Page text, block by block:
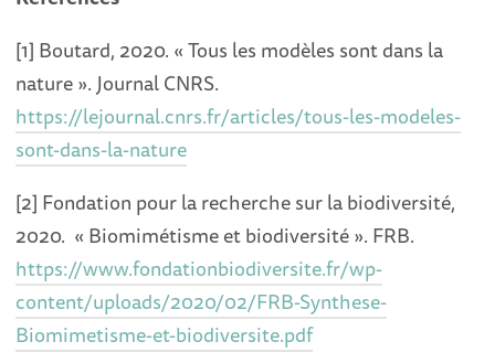
[1] Boutard, 2020. « Tous les modèles sont dans la
nature ». Journal CNRS.
https://lejournal.cnrs.fr/articles/tous-les-modeles-
sont-dans-la-nature
[2] Fondation pour la recherche sur la biodiversité,
2020. « Biomimétisme et biodiversité ». FRB.
https://www.fondationbiodiversite.fr/wp-
content/uploads/2020/02/FRB-Synthese-
Biomimetisme-et-biodiversite.pdf